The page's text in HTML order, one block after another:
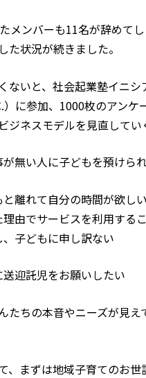
メンバーも11名が辞めて
た状況が続きました。
ないと、社会起業塾イニシ
）に参加、1000枚のアンケ
ジネスモデルを見直してい
無い人に子どもを預けら
離れて自分の時間が欲し
理由でサービスを利用する
子どもに申し訳ない
迎託児をお願いしたい
たちの本音やニーズが見え
、まずは地域子育てのお世